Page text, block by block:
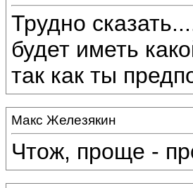
Трудно
будет иметь
так как ты
Макс Железякин
Чтож, проще -